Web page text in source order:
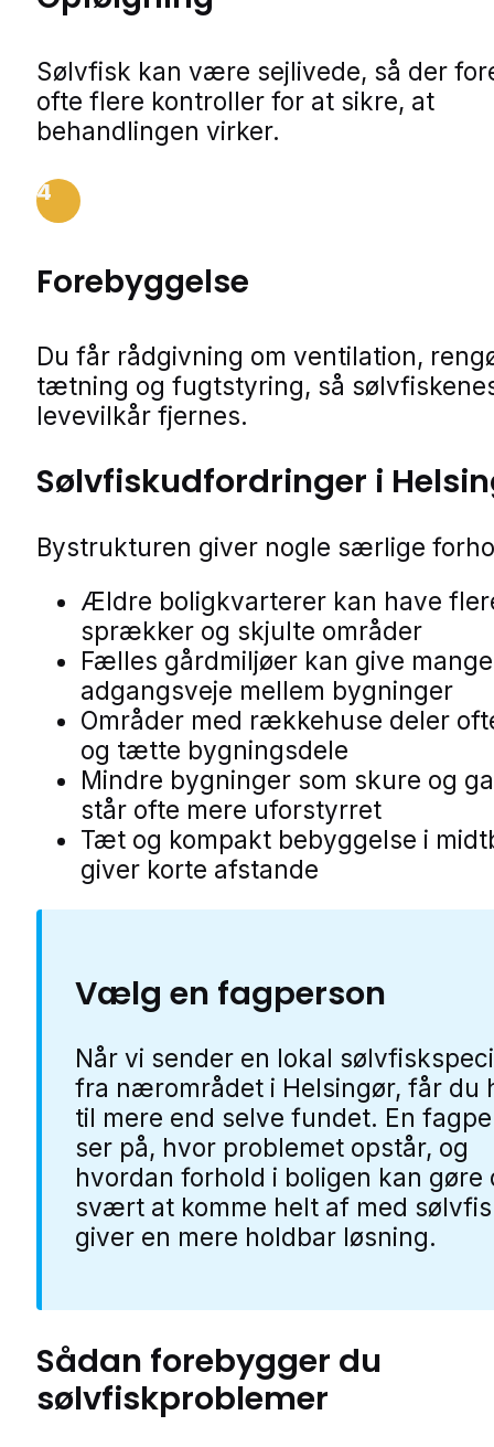
Sølvfisk kan være sejlivede, så der
ofte flere kontroller for at sikre, at
behandlingen virker.
4
Forebyggelse
Du får rådgivning om ventilation,
tætning og fugtstyring, så
levevilkår fjernes.
Sølvfiskudfordringer i
Bystrukturen giver nogle særlige
Ældre boligkvarterer kan have
sprækker og skjulte områder
Fælles gårdmiljøer kan give mange
adgangsveje mellem bygninger
Områder med rækkehuse deler
og tætte bygningsdele
Mindre bygninger som skure og
står ofte mere uforstyrret
Tæt og kompakt bebyggelse i
giver korte afstande
Vælg en fagperson
Når vi sender en lokal
fra nærområdet i Helsingør, får du
til mere end selve fundet. En
ser på, hvor problemet opstår, og
hvordan forhold i boligen kan gøre
svært at komme helt af med
giver en mere holdbar løsning.
Sådan forebygger du
sølvfiskproblemer